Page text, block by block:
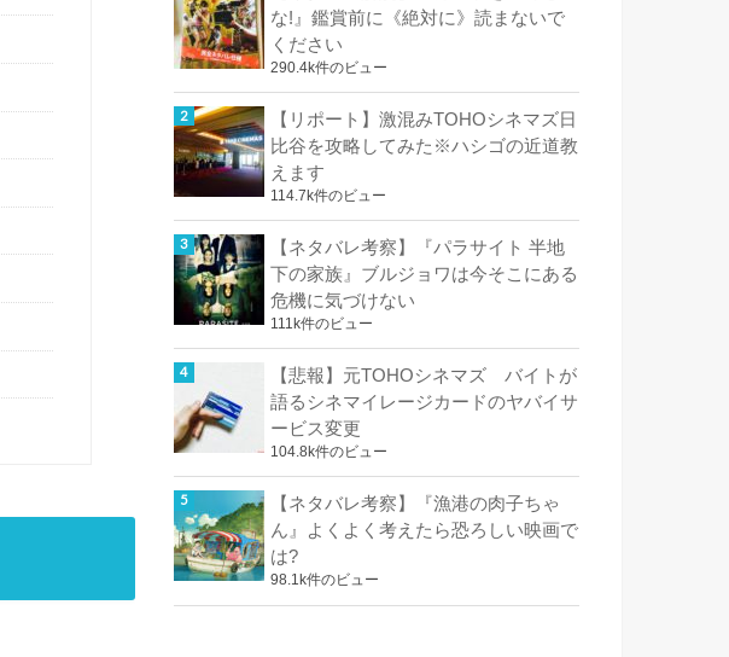
な!』鑑賞前に《絶対に》読まないで
ください
290.4k件のビュー
【リポート】激混みTOHOシネマズ日
比谷を攻略してみた※ハシゴの近道教
えます
114.7k件のビュー
【ネタバレ考察】『パラサイト 半地
下の家族』ブルジョワは今そこにある
危機に気づけない
111k件のビュー
【悲報】元TOHOシネマズ バイトが
語るシネマイレージカードのヤバイサ
ービス変更
104.8k件のビュー
【ネタバレ考察】『漁港の肉子ちゃ
ん』よくよく考えたら恐ろしい映画で
は?
98.1k件のビュー